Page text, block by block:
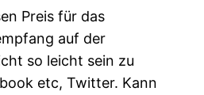
Preis für das
auf der
so leicht sein zu
etc, Twitter. Kann